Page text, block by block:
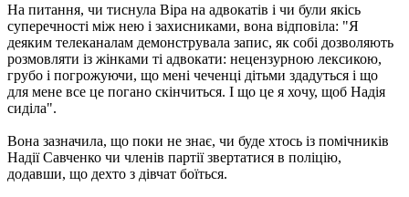
На питання, чи тиснула Віра на адвокатів і чи були якісь
суперечності між нею і захисниками, вона відповіла: "Я
деяким телеканалам демонструвала запис, як собі дозволяють
розмовляти із жінками ті адвокати: нецензурною лексикою,
грубо і погрожуючи, що мені чеченці дітьми здадуться і що
для мене все це погано скінчиться. І що це я хочу, щоб Надія
сиділа".
Вона зазначила, що поки не знає, чи буде хтось із помічників
Надії Савченко чи членів партії звертатися в поліцію,
додавши, що дехто з дівчат боїться.